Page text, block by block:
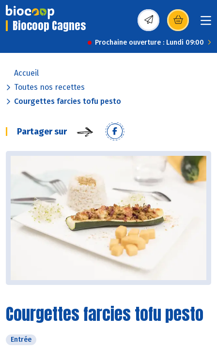
Biocoop Cagnes (s’ouvre dans une
Prochaine ouverture : Lundi 09:00
Accueil
Toutes nos recettes
Courgettes farcies tofu pesto
Partager sur
Courgettes farcies tofu pesto
Entrée